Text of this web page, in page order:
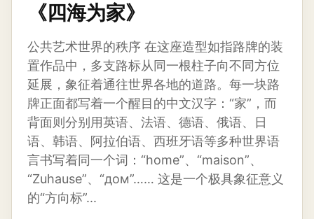
《四海为家》
公共艺术世界的秩序 在这座造型如指路牌的装
置作品中，多支路标从同一根柱子向不同方位
延展，象征着通往世界各地的道路。每一块路
牌正面都写着一个醒目的中文汉字：“家”，而
背面则分别用英语、法语、德语、俄语、日
语、韩语、阿拉伯语、西班牙语等多种世界语
言书写着同一个词：“home”、“maison”、
“Zuhause”、“дом”…… 这是一个极具象征意义
的“方向标”...